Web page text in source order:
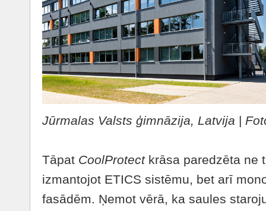
Jūrmalas Valsts ģimnāzija, Latvija |
Tāpat CoolProtect krāsa paredzēta ne
izmantojot ETICS sistēmu, bet arī
fasādēm. Ņemot vērā, ka saules